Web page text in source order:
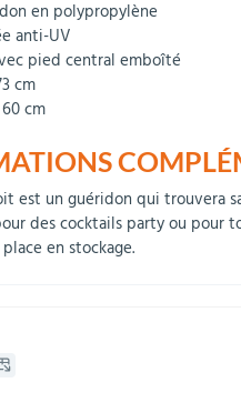
en polypropylène
anti-UV
pied central emboîté
cm
60 cm
est un guéridon qui trouvera
des cocktails party ou pour
en stockage.